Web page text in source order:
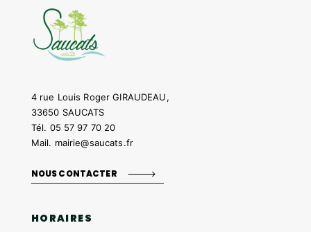
4 rue Louis Roger GIRAUDEAU,
33650 SAUCATS
Tél. 05 57 97 70 20
Mail. mairie@saucats.fr
NOUS CONTACTER
HORAIRES